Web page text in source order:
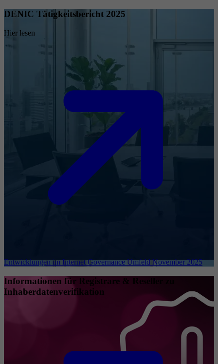
DENIC Tätigkeitsbericht 2025
Hier lesen
Entwicklungen im Internet Governance Umfeld November 2025
Informationen für Registrare & Reseller zu
Inhaberdatenverifikation